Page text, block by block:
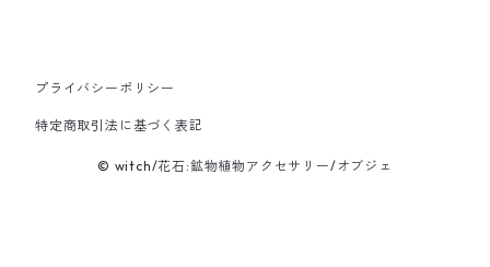
バングル
プライバシーポリシー
特定商取引法に基づく表記
© witch/花石:鉱物植物アクセサリー/オブジェ